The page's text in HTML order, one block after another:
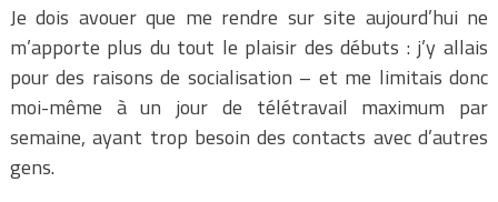
Je dois avouer que me rendre sur site aujourd’hui ne
m’apporte plus du tout le plaisir des débuts : j’y allais
pour des raisons de socialisation – et me limitais donc
moi-même à un jour de télétravail maximum par
semaine, ayant trop besoin des contacts avec d’autres
gens.